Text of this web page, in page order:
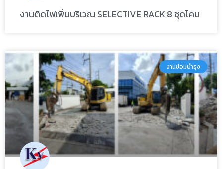
งานติดไฟเพิ่มบริเวณ SELECTIVE RACK 8 ชุดโคม
งานซ่อมบำรุง